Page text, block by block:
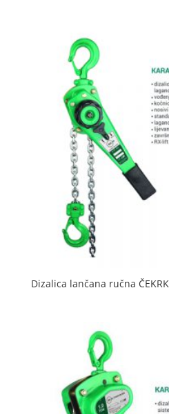
Dizalica lančana ručna ČEKRK